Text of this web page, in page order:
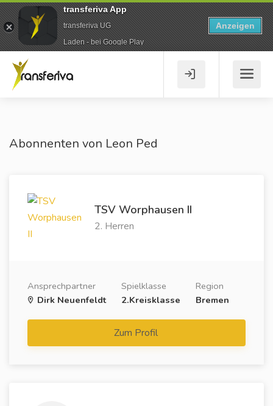
Abonnenten von Leon Ped
TSV Worphausen II
2. Herren
Ansprechpartner
Dirk Neuenfeldt
Spielklasse
2.Kreisklasse
Region
Bremen
Zum Profil
transferiva App
transferiva UG
Laden - bei Google Play
Anzeigen